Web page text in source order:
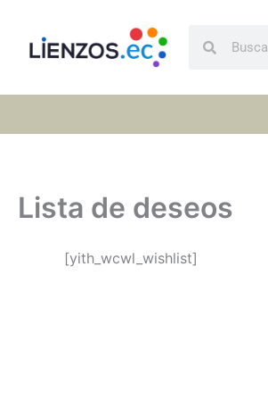
contenido
Lista de deseos
[yith_wcwl_wishlist]